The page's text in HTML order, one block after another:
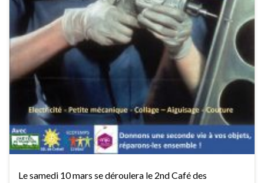
Le samedi 10 mars se déroulera le 2nd Café des